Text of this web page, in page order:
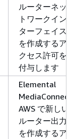
ルーターネッ
トワークイン
ターフェイス
を作成するア
クセス許可を
付与します
Elemental
MediaConnect
AWS で新しい
ルーター出力
を作成するア